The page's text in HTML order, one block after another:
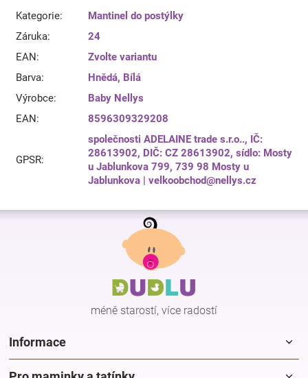
Kategorie:
Mantinel do postýlky
Záruka:
24
EAN:
Zvolte variantu
Barva: Hnědá, Bílá
Výrobce:
Baby Nellys
EAN: 8596309329208
GPSR:
společnosti ADELAINE trade s.r.o.., IČ:
28613902, DIČ: CZ 28613902, sídlo: Mosty
u Jablunkova 799, 739 98 Mosty u
Jablunkova | velkoobchod@nellys.cz
Z
méně starostí, více radostí
Informace